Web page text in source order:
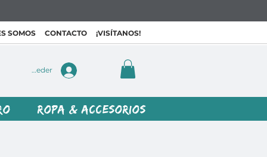
SOMOS CONTACTO ¡VISÍTANOS!
Acceder
ROPA & ACCESORIOS